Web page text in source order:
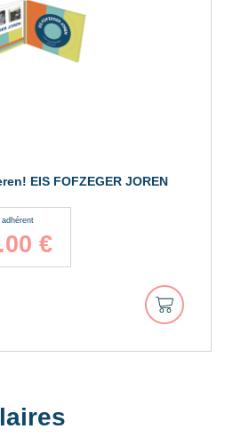
EIS FOFZEGER JOREN
adhérent
€
Ajouter
au
panier